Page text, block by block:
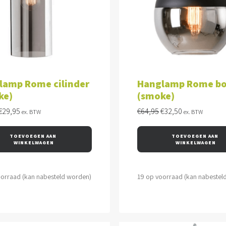
Rome cilinder
€59,95.
29,95Huidige
€29,95.
ex. BTW
TOEVOEGEN AAN
WINKELWAGEN
(kan nabesteld worden)
Hanglamp Rome
(smoke)
€64,95Oorspronkelijke
€64,95.
€32,50Huidige
€32,50.
ex. BTW
TOEVOEGEN AAN
WINKELWAGEN
19 op voorraad (kan